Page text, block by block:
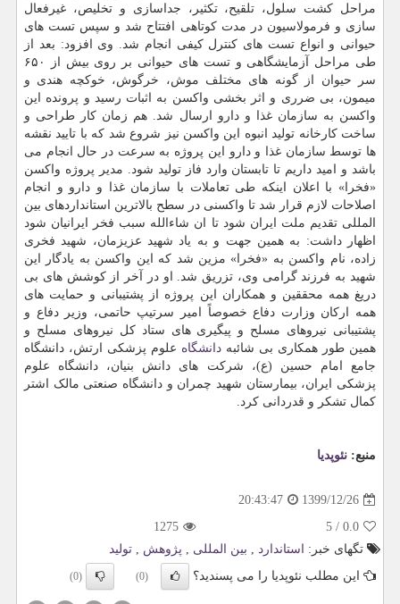
مراحل کشت سلول، تلقیح، تکثیر، جداسازی و تخلیص، غیرفعال
سازی و فرمولاسیون در مدت کوتاهی افتتاح شد و سپس تست های
حیوانی و انواع تست های کنترل کیفی انجام شد. وی افزود: بعد از
طی مراحل آزمایشگاهی و تست های حیوانی بر روی بیش از ۶۵۰
سر حیوان از گونه های مختلف موش، خرگوش، خوکچه هندی و
میمون، بی ضرری و اثر بخشی واکسن به اثبات رسید و پرونده این
واکسن به سازمان غذا و دارو ارسال شد. هم زمان کار طراحی و
ساخت کارخانه تولید انبوه این واکسن نیز شروع شد که با تایید نقشه
ها توسط سازمان غذا و دارو این پروژه به سرعت در حال انجام می
باشد و امید داریم تا تابستان وارد فاز تولید شود. مدیر پروژه واکسن
«فخرا» با اعلان اینکه طی تعاملات با سازمان غذا و دارو و انجام
اصلاحات لازم قرار شد تا واکسنی در سطح بالاترین استانداردهای بین
المللی تقدیم ملت ایران شود تا ان شاءالله سبب فخر ایرانیان شود
اظهار داشت: به همین جهت و به یاد شهید عزیزمان، شهید فخری
زاده، نام واکسن به «فخرا» مزین شد که این واکسن به یادگار این
شهید به فرزند گرامی وی، تزریق شد. او در آخر از کوشش های بی
دریغ همه محققین و همکاران این پروژه از پشتیبانی و حمایت های
همه ارکان وزارت دفاع خصوصاً امیر سرتیپ حاتمی، وزیر دفاع و
پشتیبانی نیروهای مسلح و پیگیری های ستاد کل نیروهای مسلح و
همین طور همکاری بی شائبه دانشگاه علوم پزشکی ارتش، دانشگاه
جامع امام حسین (ع)، شرکت های دانش بنیان، دانشگاه علوم
پزشکی ایران، بیمارستان شهید چمران و دانشگاه صنعتی مالک اشتر
کمال تشکر و قدردانی کرد.
منبع: نئوپدیا
1399/12/26
20:43:47
0.0
/
5
1275
تگهای خبر:
استاندارد , بین المللی , پژوهش , تولید
این مطلب نئوپدیا را می پسندید؟
(0)
(0)